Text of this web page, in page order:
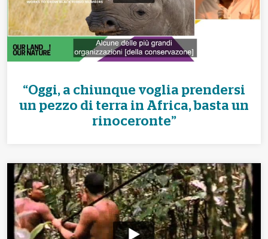
“Oggi, a chiunque voglia prendersi
un pezzo di terra in Africa, basta un
rinoceronte”